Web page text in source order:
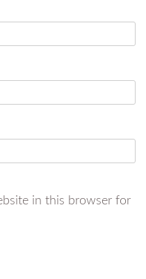
in this browser for